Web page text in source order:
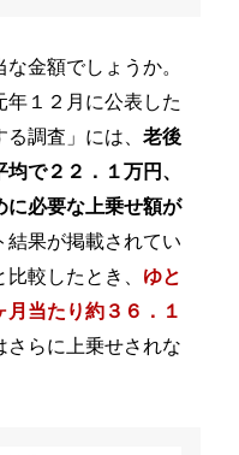
金額でしょうか。
１２月に公表した
調査」には、老後
で２２．１万円、
に必要な上乗せ額が
果が掲載されてい
較したとき、 ゆと
当たり約３６．１
らに上乗せされな